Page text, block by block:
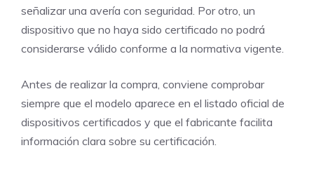
señalizar una avería con seguridad. Por otro, un
dispositivo que no haya sido certificado no podrá
considerarse válido conforme a la normativa vigente.
Antes de realizar la compra, conviene comprobar
siempre que el modelo aparece en el listado oficial de
dispositivos certificados y que el fabricante facilita
información clara sobre su certificación.